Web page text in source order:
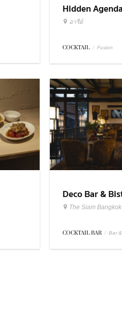
Hidden
อารีย์
COCKTAIL / Fusion
Deco Bar &
The Siam Bangkok
COCKTAIL BAR / Bar